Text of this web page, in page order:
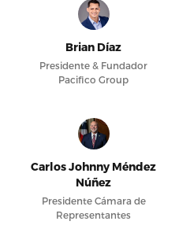
Brian Díaz
Presidente & Fundador
Pacifico Group
Carlos Johnny Méndez
Núñez
Presidente Cámara de
Representantes